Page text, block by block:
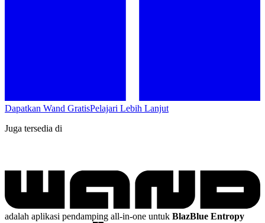
Dapatkan Wand GratisPelajari Lebih Lanjut
Juga tersedia di
adalah aplikasi pendamping all-in-one untuk BlazBlue Entropy